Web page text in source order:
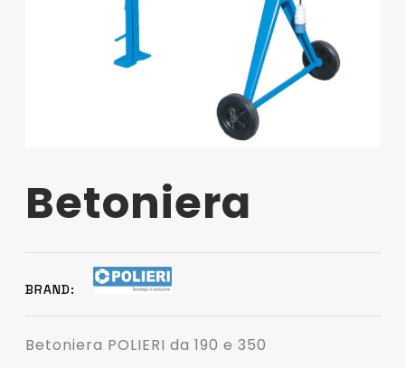
Betoniera
Betoniera POLIERI da 190 e 350